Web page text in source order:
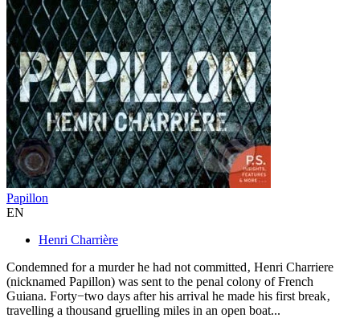
Papillon
EN
Henri Charrière
Condemned for a murder he had not committed‚ Henri Charriere
(nicknamed Papillon) was sent to the penal colony of French
Guiana. Forty−two days after his arrival he made his first break‚
travelling a thousand gruelling miles in an open boat...